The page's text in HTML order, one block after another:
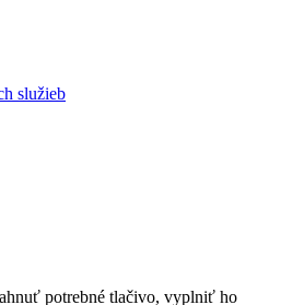
služieb
potrebné tlačivo, vyplniť ho